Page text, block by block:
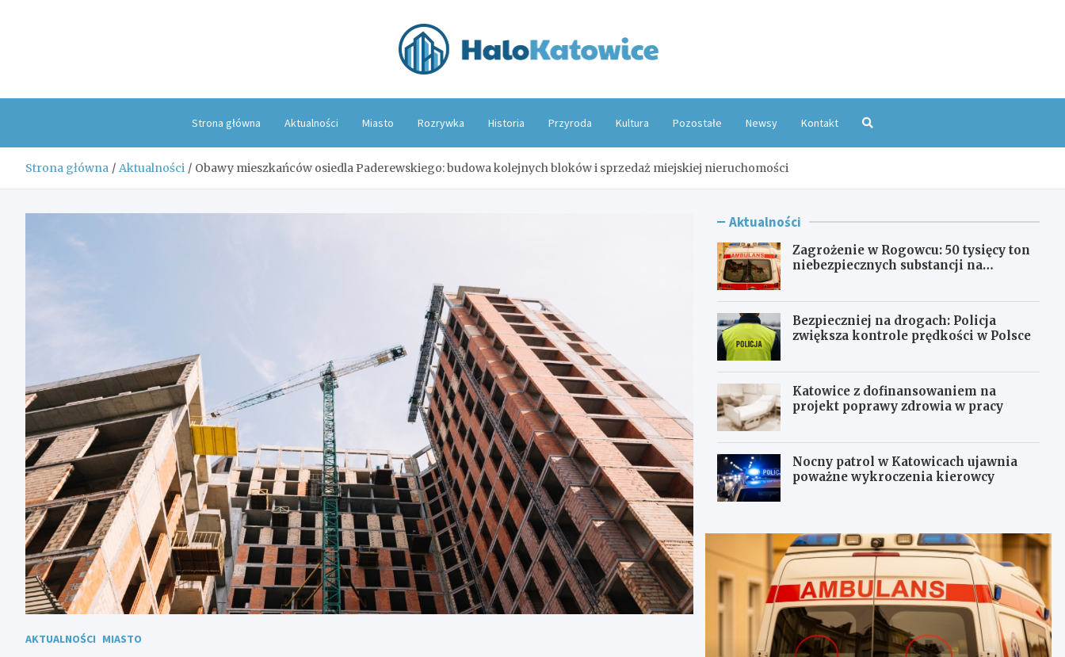
Strona główna Aktualności Miasto Rozrywka Historia Przyroda Kultura Pozostałe Newsy Kontakt
Strona główna Aktualności Obawy mieszkańców osiedla Paderewskiego: budowa kolejnych bloków i sprzedaż miejskiej nieruchomości
AKTUALNOŚCI MIASTO
Aktualności
Zagrożenie w Rogowcu: 50 tysięcy ton
niebezpiecznych substancji na
Bezpieczniej na drogach: Policja
zwiększa kontrole prędkości w Polsce
Katowice z dofinansowaniem na
projekt poprawy zdrowia w pracy
Nocny patrol w Katowicach ujawnia
poważne wykroczenia kierowcy